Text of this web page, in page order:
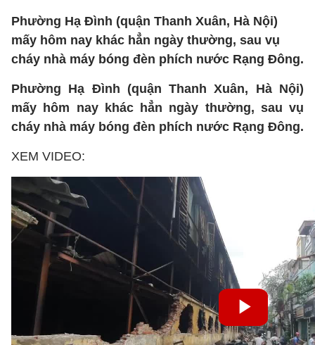
Phường Hạ Đình (quận Thanh Xuân, Hà Nội)
mấy hôm nay khác hẳn ngày thường, sau vụ
cháy nhà máy bóng đèn phích nước Rạng Đông.
Phường Hạ Đình (quận Thanh Xuân, Hà Nội)
mấy hôm nay khác hẳn ngày thường, sau vụ
cháy nhà máy bóng đèn phích nước Rạng Đông.
XEM VIDEO: